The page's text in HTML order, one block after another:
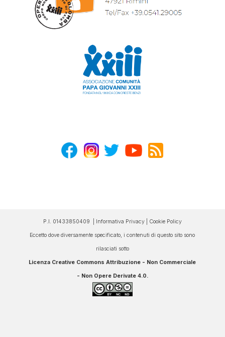
P.I. 01433850409 | Informativa Privacy| Cookie Policy
Eccetto dove diversamente specificato, i contenuti di questo sito sono
rilasciati sotto
Licenza Creative Commons Attribuzione - Non Commerciale
- Non Opere Derivate 4.0.